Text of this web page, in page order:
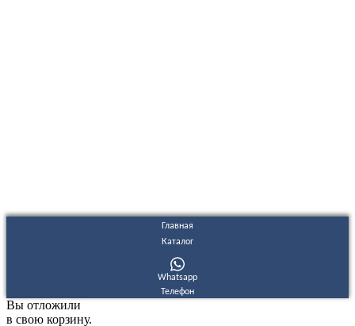
Главная
Каталог
Whatsapp
Телефон
Вы отложили
в свою корзину.